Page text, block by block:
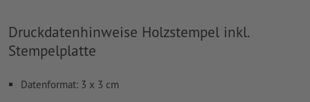
Druckdatenhinweise Holzstempel inkl.
Stempelplatte
Datenformat: 3 x 3 cm